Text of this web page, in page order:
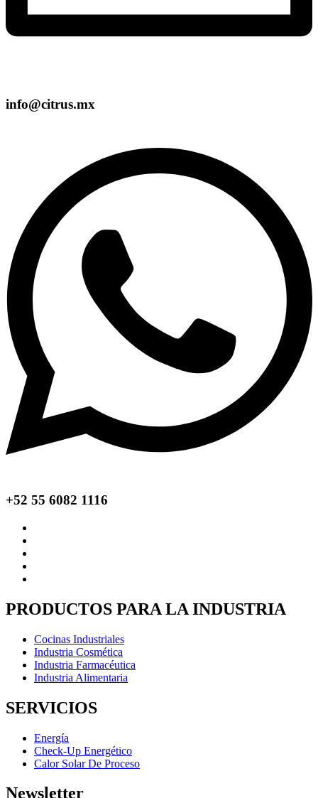
info@citrus.mx
+52 55 6082 1116
PRODUCTOS PARA LA INDUSTRIA
Cocinas Industriales
Industria Cosmética
Industria Farmacéutica
Industria Alimentaria
SERVICIOS
Energía
Check-Up Energético
Calor Solar De Proceso
Newsletter